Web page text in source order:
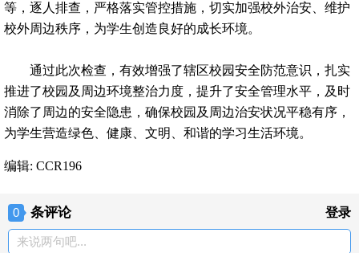
等，逐人排查，严格落实管控措施，切实加强校外治安、维护
校外周边秩序，为学生创造良好的成长环境。
通过此次检查，有效增强了辖区校园安全防范意识，扎实
推进了校园及周边环境整治力度，提升了安全管理水平，及时
消除了周边的安全隐患，确保校园及周边治安状况平稳有序，
为学生营造绿色、健康、文明、和谐的学习生活环境。
编辑: CCR196
0 条评论 登录
来说两句吧...